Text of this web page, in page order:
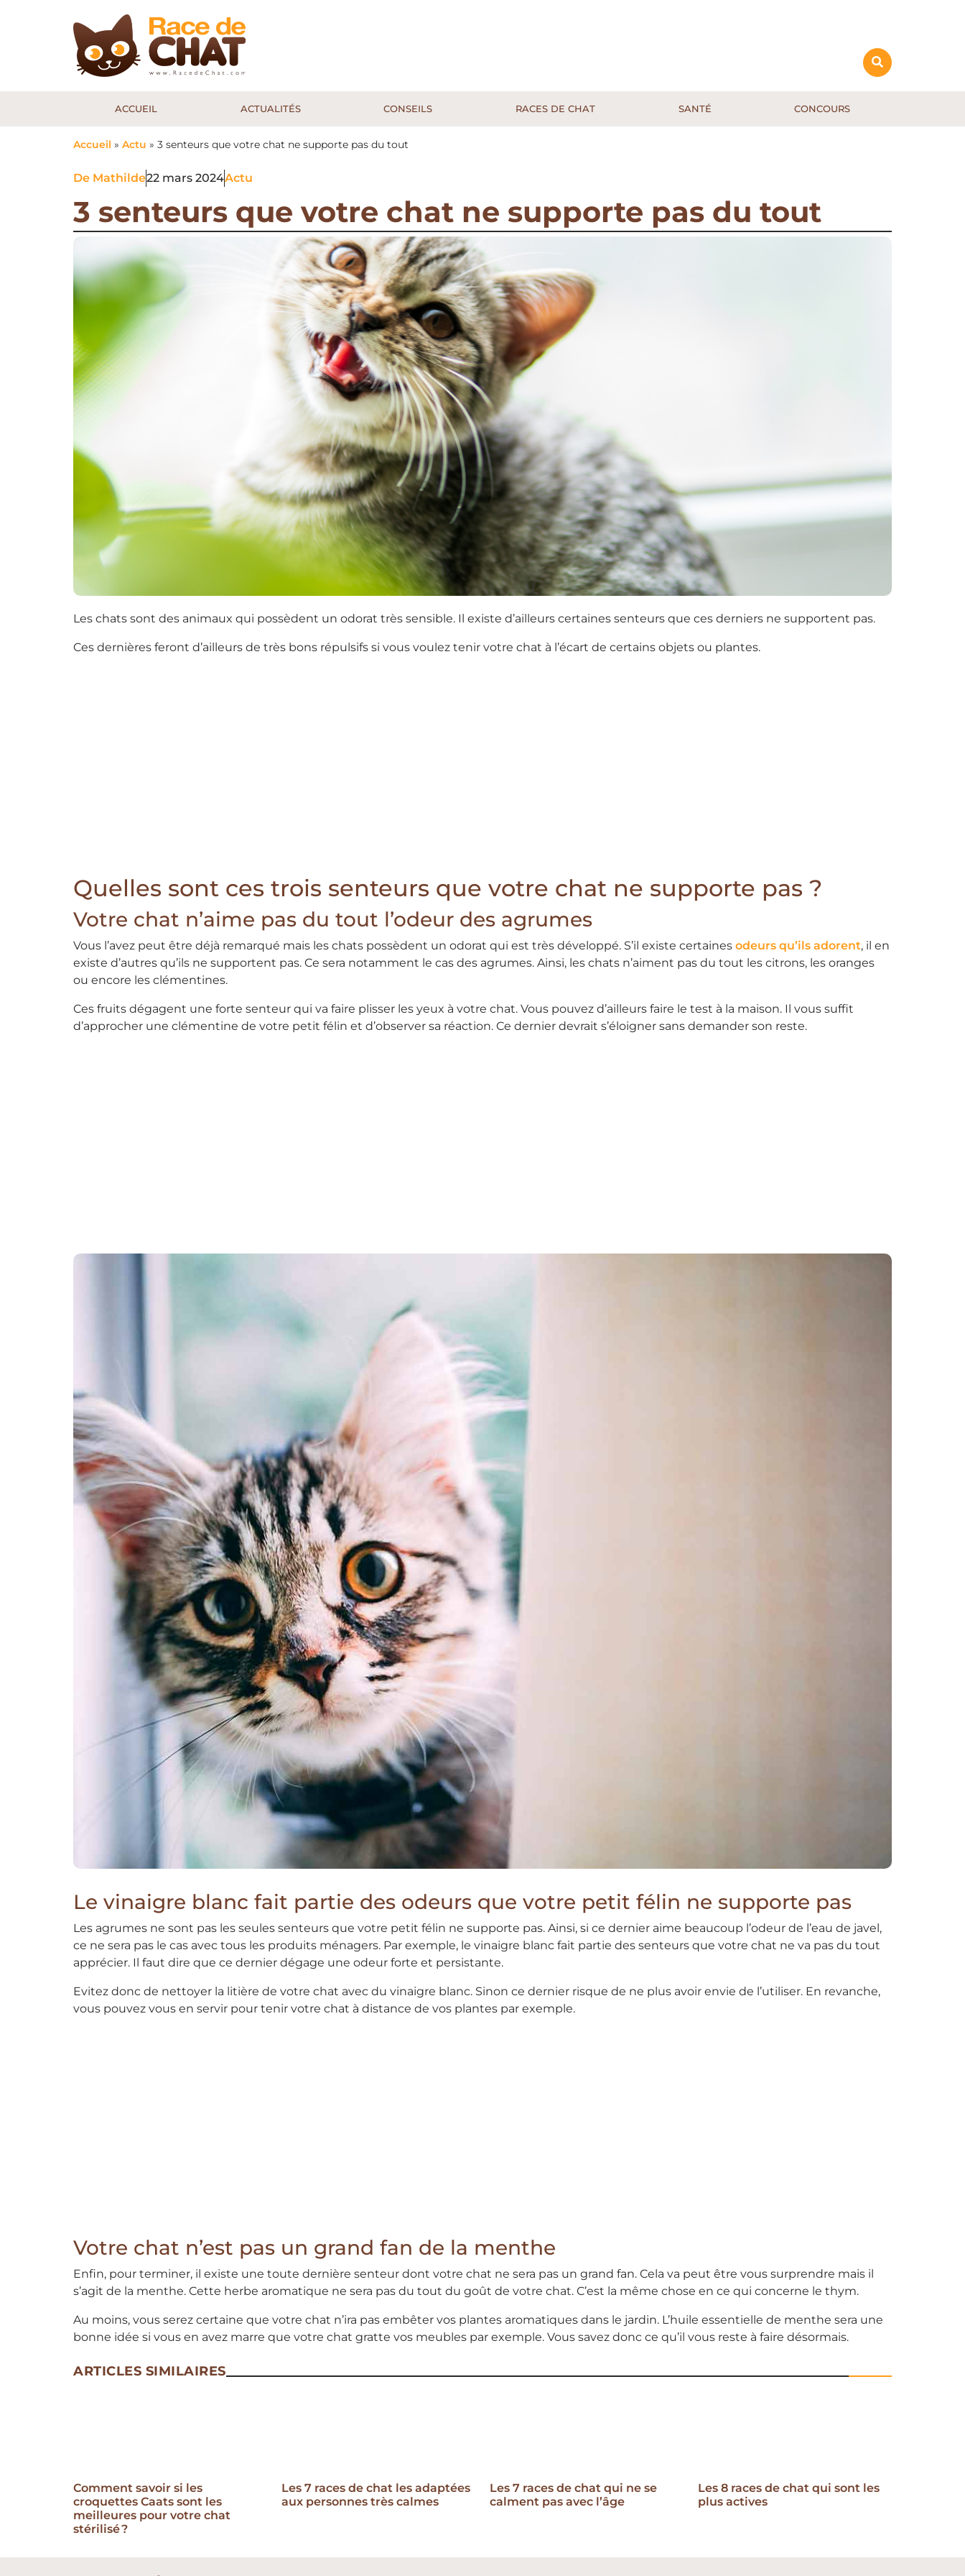
ACCUEIL ACTUALITÉS CONSEILS RACES DE CHAT SANTÉ CONCOURS
Accueil » Actu » 3 senteurs que votre chat ne supporte pas du tout
De Mathilde22 mars 2024Actu
3 senteurs que votre chat ne supporte pas du tout
Les chats sont des animaux qui possèdent un odorat très sensible. Il existe d’ailleurs certaines senteurs que ces derniers ne supportent pas.
Ces dernières feront d’ailleurs de très bons répulsifs si vous voulez tenir votre chat à l’écart de certains objets ou plantes.
Quelles sont ces trois senteurs que votre chat ne supporte pas ?
Votre chat n’aime pas du tout l’odeur des agrumes
Vous l’avez peut être déjà remarqué mais les chats possèdent un odorat qui est très développé. S’il existe certaines odeurs qu’ils adorent, il en
existe d’autres qu’ils ne supportent pas. Ce sera notamment le cas des agrumes. Ainsi, les chats n’aiment pas du tout les citrons, les oranges
ou encore les clémentines.
Ces fruits dégagent une forte senteur qui va faire plisser les yeux à votre chat. Vous pouvez d’ailleurs faire le test à la maison. Il vous suffit
d’approcher une clémentine de votre petit félin et d’observer sa réaction. Ce dernier devrait s’éloigner sans demander son reste.
Le vinaigre blanc fait partie des odeurs que votre petit félin ne supporte pas
Les agrumes ne sont pas les seules senteurs que votre petit félin ne supporte pas. Ainsi, si ce dernier aime beaucoup l’odeur de l’eau de javel,
ce ne sera pas le cas avec tous les produits ménagers. Par exemple, le vinaigre blanc fait partie des senteurs que votre chat ne va pas du tout
apprécier. Il faut dire que ce dernier dégage une odeur forte et persistante.
Evitez donc de nettoyer la litière de votre chat avec du vinaigre blanc. Sinon ce dernier risque de ne plus avoir envie de l’utiliser. En revanche,
vous pouvez vous en servir pour tenir votre chat à distance de vos plantes par exemple.
Votre chat n’est pas un grand fan de la menthe
Enfin, pour terminer, il existe une toute dernière senteur dont votre chat ne sera pas un grand fan. Cela va peut être vous surprendre mais il
s’agit de la menthe. Cette herbe aromatique ne sera pas du tout du goût de votre chat. C’est la même chose en ce qui concerne le thym.
Au moins, vous serez certaine que votre chat n’ira pas embêter vos plantes aromatiques dans le jardin. L’huile essentielle de menthe sera une
bonne idée si vous en avez marre que votre chat gratte vos meubles par exemple. Vous savez donc ce qu’il vous reste à faire désormais.
ARTICLES SIMILAIRES
Comment savoir si les
croquettes Caats sont les
meilleures pour votre chat
stérilisé ?
Les 7 races de chat les adaptées
aux personnes très calmes
Les 7 races de chat qui ne se
calment pas avec l’âge
Les 8 races de chat qui sont les
plus actives